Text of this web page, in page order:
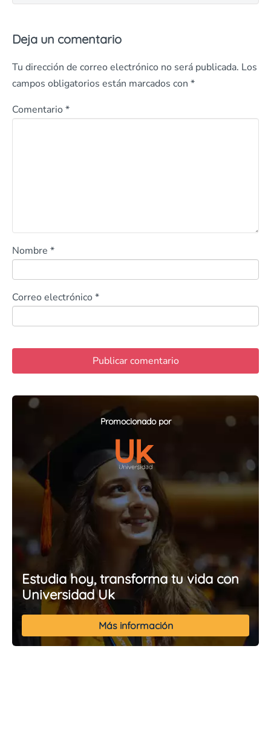
Promocionado por
Estudia hoy, transforma tu vida con
Universidad Uk
Más información
Deja un comentario
Tu dirección de correo electrónico no será publicada. Los
campos obligatorios están marcados con *
Comentario *
Nombre *
Correo electrónico *